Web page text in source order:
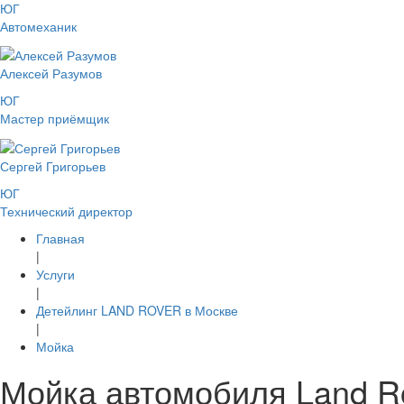
ЮГ
Автомеханик
Алексей Разумов
ЮГ
Мастер приёмщик
Сергей Григорьев
ЮГ
Технический директор
Главная
|
Услуги
|
Детейлинг LAND ROVER в Москве
|
Мойка
Мойка автомобиля Land